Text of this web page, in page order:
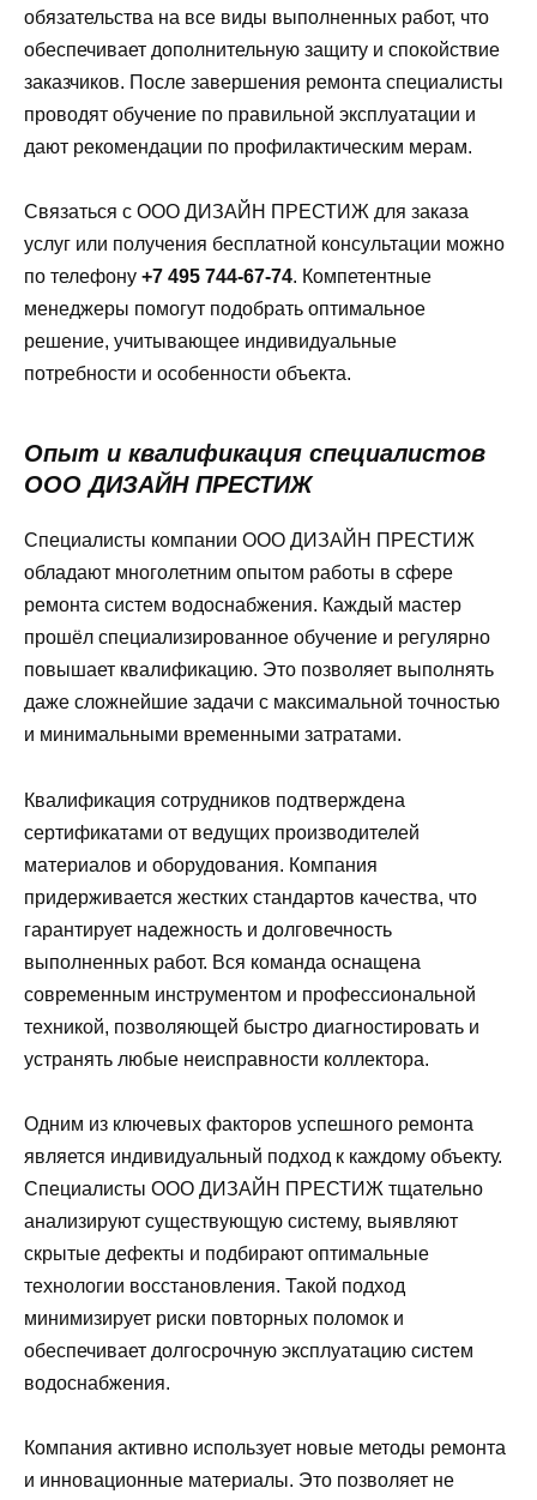
обязательства на все виды выполненных работ, что
обеспечивает дополнительную защиту и спокойствие
заказчиков. После завершения ремонта специалисты
проводят обучение по правильной эксплуатации и
дают рекомендации по профилактическим мерам.
Связаться с ООО ДИЗАЙН ПРЕСТИЖ для заказа
услуг или получения бесплатной консультации можно
по телефону +7 495 744-67-74. Компетентные
менеджеры помогут подобрать оптимальное
решение, учитывающее индивидуальные
потребности и особенности объекта.
Опыт и квалификация специалистов
ООО ДИЗАЙН ПРЕСТИЖ
Специалисты компании ООО ДИЗАЙН ПРЕСТИЖ
обладают многолетним опытом работы в сфере
ремонта систем водоснабжения. Каждый мастер
прошёл специализированное обучение и регулярно
повышает квалификацию. Это позволяет выполнять
даже сложнейшие задачи с максимальной точностью
и минимальными временными затратами.
Квалификация сотрудников подтверждена
сертификатами от ведущих производителей
материалов и оборудования. Компания
придерживается жестких стандартов качества, что
гарантирует надежность и долговечность
выполненных работ. Вся команда оснащена
современным инструментом и профессиональной
техникой, позволяющей быстро диагностировать и
устранять любые неисправности коллектора.
Одним из ключевых факторов успешного ремонта
является индивидуальный подход к каждому объекту.
Специалисты ООО ДИЗАЙН ПРЕСТИЖ тщательно
анализируют существующую систему, выявляют
скрытые дефекты и подбирают оптимальные
технологии восстановления. Такой подход
минимизирует риски повторных поломок и
обеспечивает долгосрочную эксплуатацию систем
водоснабжения.
Компания активно использует новые методы ремонта
и инновационные материалы. Это позволяет не